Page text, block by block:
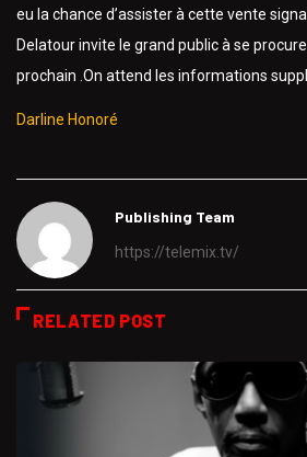
eu la chance d’assister à cette vente
Delatour invite le grand public à se
prochain .On attend les informations
Darline Honoré
Publishing Team
https://telemix.tv/
RELATED POST